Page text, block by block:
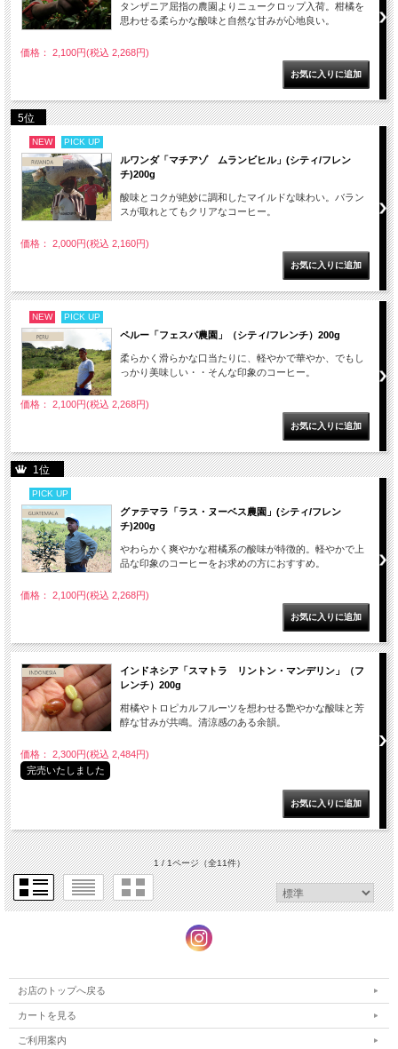
タンザニア屈指の農園よりニュークロップ入荷。柑橘を
思わせる柔らかな酸味と自然な甘みが心地良い。
価格： 2,100円(税込 2,268円)
5位
NEW PICK UP
ルワンダ「マチアゾ ムランビヒル」(シティ/フレン
チ)200g
酸味とコクが絶妙に調和したマイルドな味わい。バラン
スが取れとてもクリアなコーヒー。
価格： 2,000円(税込 2,160円)
NEW PICK UP
ペルー「フェスパ農園」（シティ/フレンチ）200g
柔らかく滑らかな口当たりに、軽やかで華やか、でもし
っかり美味しい・・そんな印象のコーヒー。
価格： 2,100円(税込 2,268円)
1位
PICK UP
グァテマラ「ラス・ヌーベス農園」(シティ/フレン
チ)200g
やわらかく爽やかな柑橘系の酸味が特徴的。軽やかで上
品な印象のコーヒーをお求めの方におすすめ。
価格： 2,100円(税込 2,268円)
インドネシア「スマトラ リントン・マンデリン」（フ
レンチ）200g
柑橘やトロピカルフルーツを想わせる艶やかな酸味と芳
醇な甘みが共鳴。清涼感のある余韻。
価格： 2,300円(税込 2,484円)
完売いたしました
1 / 1ページ（全11件）
お店のトップへ戻る
カートを見る
ご利用案内